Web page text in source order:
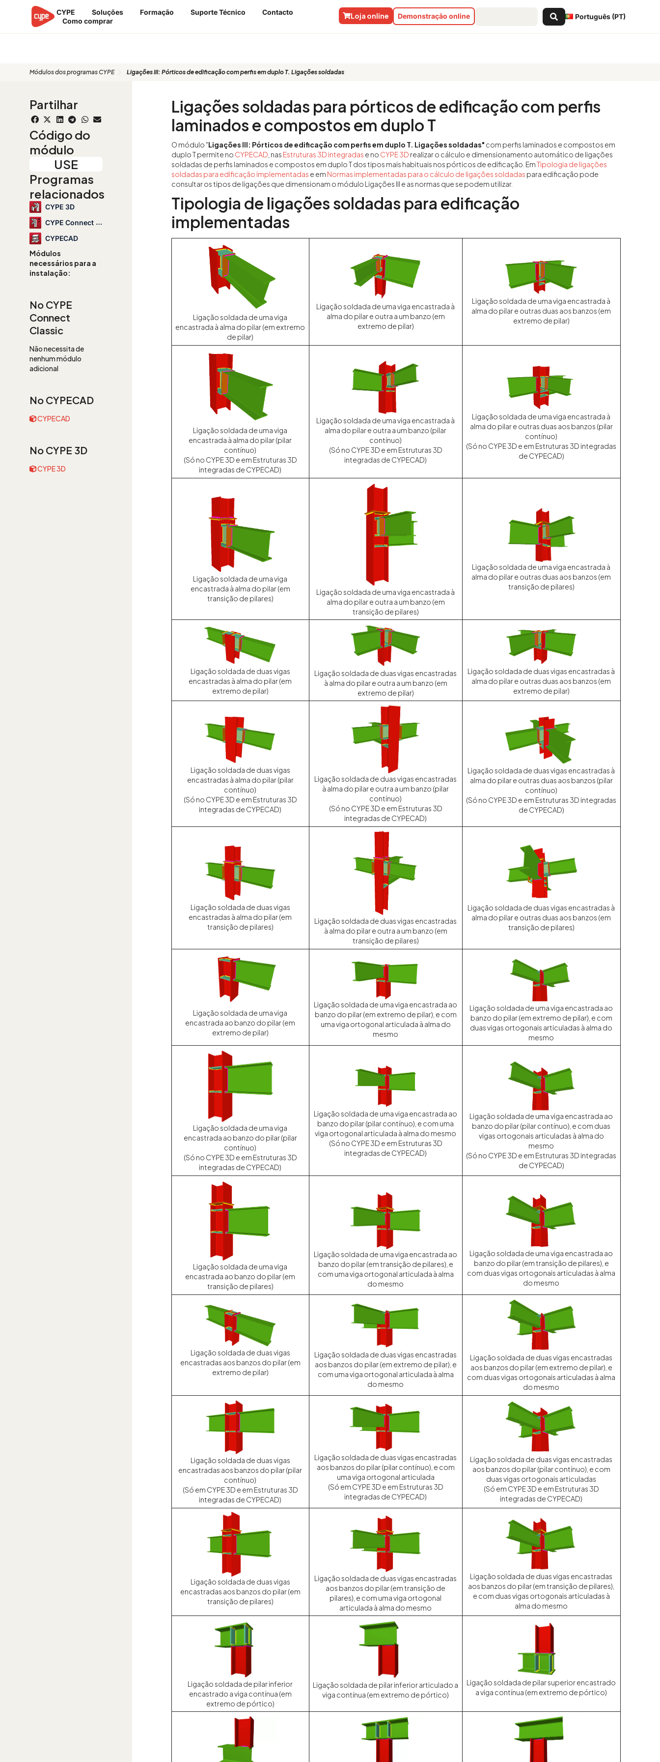
CYPE Soluções Formação Suporte Técnico
Contacto
Como comprar
Português (PT)
Search
...
Demonstração online
Loja online
Módulos dos programas CYPE Ligações III: Pórticos de edificação com perfis em duplo T. Ligações soldadas
Partilhar
Código do
módulo
USE
Programas
relacionados
CYPE 3D
CYPE Connect Classic
CYPECAD
Módulos
necessários para a
instalação:
No CYPE
Connect
Classic
Não necessita de
nenhum módulo
adicional
No CYPECAD
CYPECAD
No CYPE 3D
CYPE 3D
Ligações soldadas para pórticos de edificação com perfis
laminados e compostos em duplo T
O módulo "Ligações III: Pórticos de edificação com perfis em duplo T. Ligações soldadas" com perfis laminados e compostos em
duplo T permite no CYPECAD , nas Estruturas 3D integradas e no CYPE 3D realizar o cálculo e dimensionamento automático de ligações
soldadas de perfis laminados e compostos em duplo T dos tipos mais habituais nos pórticos de edificação. EmTipologia de ligações
soldadas para edificação implementadas e em Normas implementadas para o cálculo de ligações soldadas para edificação pode
consultar os tipos de ligações que dimensionam o módulo Ligações III e as normas que se podem utilizar.
Tipologia de ligações soldadas para edificação
implementadas
Ligação soldada de uma viga
encastrada à alma do pilar (em extremo
de pilar)
Ligação soldada de uma viga encastrada à
alma do pilar e outra a um banzo (em
extremo de pilar)
Ligação soldada de uma viga encastrada à
alma do pilar e outras duas aos banzos (em
extremo de pilar)
Ligação soldada de uma viga
encastrada à alma do pilar (pilar
contínuo)
(Só no CYPE 3D e em Estruturas 3D
integradas de CYPECAD)
Ligação soldada de uma viga encastrada à
alma do pilar e outra a um banzo (pilar
contínuo)
(Só no CYPE 3D e em Estruturas 3D
integradas de CYPECAD)
Ligação soldada de uma viga encastrada à
alma do pilar e outras duas aos banzos (pilar
contínuo)
(Só no CYPE 3D e em Estruturas 3D integradas
de CYPECAD)
Ligação soldada de uma viga
encastrada à alma do pilar (em
transição de pilares)
Ligação soldada de uma viga encastrada à
alma do pilar e outra a um banzo (em
transição de pilares)
Ligação soldada de uma viga encastrada à
alma do pilar e outras duas aos banzos (em
transição de pilares)
Ligação soldada de duas vigas
encastradas à alma do pilar (em
extremo de pilar)
Ligação soldada de duas vigas encastradas
à alma do pilar e outra a um banzo (em
extremo de pilar)
Ligação soldada de duas vigas encastradas à
alma do pilar e outras duas aos banzos (em
extremo de pilar)
Ligação soldada de duas vigas
encastradas à alma do pilar (pilar
contínuo)
(Só no CYPE 3D e em Estruturas 3D
integradas de CYPECAD)
Ligação soldada de duas vigas encastradas
à alma do pilar e outra a um banzo (pilar
contínuo)
(Só no CYPE 3D e em Estruturas 3D
integradas de CYPECAD)
Ligação soldada de duas vigas encastradas à
alma do pilar e outras duas aos banzos (pilar
contínuo)
(Só no CYPE 3D e em Estruturas 3D integradas
de CYPECAD)
Ligação soldada de duas vigas
encastradas à alma do pilar (em
transição de pilares)
Ligação soldada de duas vigas encastradas
à alma do pilar e outra a um banzo (em
transição de pilares)
Ligação soldada de duas vigas encastradas à
alma do pilar e outras duas aos banzos (em
transição de pilares)
Ligação soldada de uma viga
encastrada ao banzo do pilar (em
extremo de pilar)
Ligação soldada de uma viga encastrada ao
banzo do pilar (em extremo de pilar), e com
uma viga ortogonal articulada à alma do
mesmo
Ligação soldada de uma viga encastrada ao
banzo do pilar (em extremo de pilar), e com
duas vigas ortogonais articuladas à alma do
mesmo
Ligação soldada de uma viga
encastrada ao banzo do pilar (pilar
contínuo)
(Só no CYPE 3D e em Estruturas 3D
integradas de CYPECAD)
Ligação soldada de uma viga encastrada ao
banzo do pilar (pilar contínuo), e com uma
viga ortogonal articulada à alma do mesmo
(Só no CYPE 3D e em Estruturas 3D
integradas de CYPECAD)
Ligação soldada de uma viga encastrada ao
banzo do pilar (pilar contínuo), e com duas
vigas ortogonais articuladas à alma do
mesmo
(Só no CYPE 3D e em Estruturas 3D integradas
de CYPECAD)
Ligação soldada de uma viga
encastrada ao banzo do pilar (em
transição de pilares)
Ligação soldada de uma viga encastrada ao
banzo do pilar (em transição de pilares), e
com uma viga ortogonal articulada à alma
do mesmo
Ligação soldada de uma viga encastrada ao
banzo do pilar (em transição de pilares), e
com duas vigas ortogonais articuladas à alma
do mesmo
Ligação soldada de duas vigas
encastradas aos banzos do pilar (em
extremo de pilar)
Ligação soldada de duas vigas encastradas
aos banzos do pilar (em extremo de pilar), e
com uma viga ortogonal articulada à alma
do mesmo
Ligação soldada de duas vigas encastradas
aos banzos do pilar (em extremo de pilar), e
com duas vigas ortogonais articuladas à alma
do mesmo
Ligação soldada de duas vigas
encastradas aos banzos do pilar (pilar
contínuo)
(Só em CYPE 3D e em Estruturas 3D
integradas de CYPECAD)
Ligação soldada de duas vigas encastradas
aos banzos do pilar (pilar contínuo), e com
uma viga ortogonal articulada
(Só em CYPE 3D e em Estruturas 3D
integradas de CYPECAD)
Ligação soldada de duas vigas encastradas
aos banzos do pilar (pilar contínuo), e com
duas vigas ortogonais articuladas
(Só em CYPE 3D e em Estruturas 3D
integradas de CYPECAD)
Ligação soldada de duas vigas
encastradas aos banzos do pilar (em
transição de pilares)
Ligação soldada de duas vigas encastradas
aos banzos do pilar (em transição de
pilares), e com uma viga ortogonal
articulada à alma do mesmo
Ligação soldada de duas vigas encastradas
aos banzos do pilar (em transição de pilares),
e com duas vigas ortogonais articuladas à
alma do mesmo
Ligação soldada de pilar inferior
encastrado a viga contínua (em
extremo de pórtico)
Ligação soldada de pilar inferior articulado a
viga contínua (em extremo de pórtico)
Ligação soldada de pilar superior encastrado
a viga contínua (em extremo de pórtico)